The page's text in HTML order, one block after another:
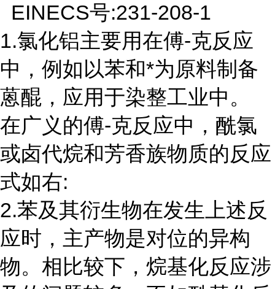
EINECS号:231-208-1
1.氯化铝主要用在傅-克反应
中，例如以苯和*为原料制备
蒽醌，应用于染整工业中。
在广义的傅-克反应中，酰氯
或卤代烷和芳香族物质的反应
式如右:
2.苯及其衍生物在发生上述反
应时，主产物是对位的异构
物。相比较下，烷基化反应涉